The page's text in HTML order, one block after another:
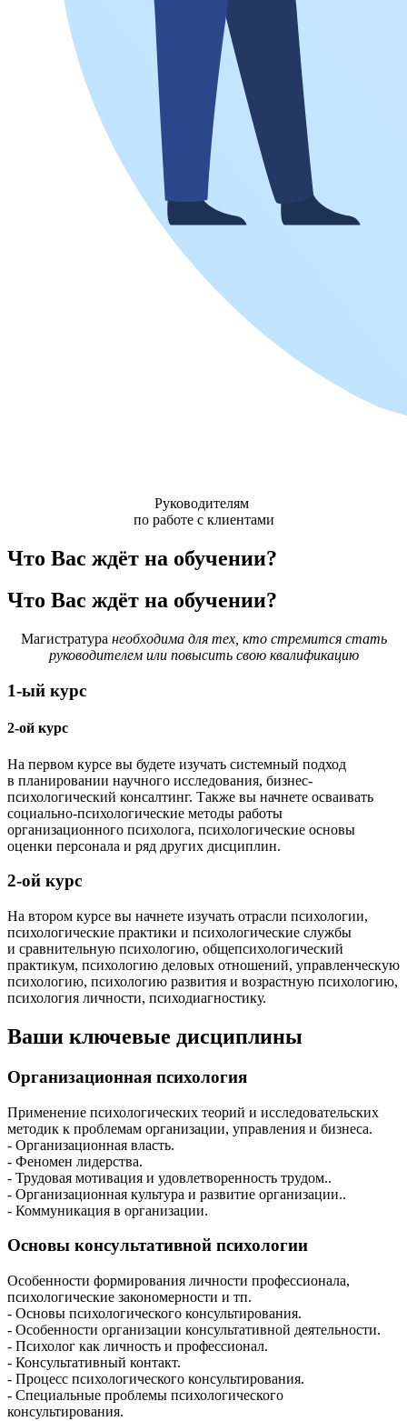
Руководителям
по работе с клиентами
Что Вас ждёт на обучении?
Что Вас ждёт на обучении?
Магистратура необходима для тех, кто стремится стать
руководителем или повысить свою квалификацию
1-ый курс
2-ой курс
На первом курсе вы будете изучать системный подход
в планировании научного исследования, бизнес-
психологический консалтинг. Также вы начнете осваивать
социально-психологические методы работы
организационного психолога, психологические основы
оценки персонала и ряд других дисциплин.
2-ой курс
На втором курсе вы начнете изучать отрасли психологии,
психологические практики и психологические службы
и сравнительную психологию, общепсихологический
практикум, психологию деловых отношений, управленческую
психологию, психологию развития и возрастную психологию,
психология личности, психодиагностику.
Ваши ключевые дисциплины
Организационная психология
Применение психологических теорий и исследовательских
методик к проблемам организации, управления и бизнеса.
- Организационная власть.
- Феномен лидерства.
- Трудовая мотивация и удовлетворенность трудом..
- Организационная культура и развитие организации..
- Коммуникация в организации.
Основы консультативной психологии
Особенности формирования личности профессионала,
психологические закономерности и тп.
- Основы психологического консультирования.
- Особенности организации консультативной деятельности.
- Психолог как личность и профессионал.
- Консультативный контакт.
- Процесс психологического консультирования.
- Специальные проблемы психологического
консультирования.